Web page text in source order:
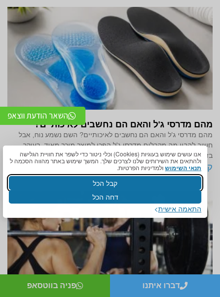
אנו עושים שימוש בעוגיות (Cookies) וכלי ניטור כדי לשפר את חוויית הגלישה
ולהתאים את השירותים שלנו לצרכים שלך. המשך שימוש באתר מהווה הסכמה ל
תנאי השימוש ולמדיניות הפרטיות.
קבל הכל
דחה הכל
התאמה אישית
מהם מדרסי ג'ל והאם הם נחשבים לאיכותיים?
מהם מדרסי ג'ל והאם הם נחשבים לאיכותיים? השם נשמע נוח, אבל
חשוב להבין מה מקבלים מדרסי ג'ל הפכו למוצר מוכר מאוד, בעיקר
בזכות התחושה הרכה
קרא עוד »
השאר הודעת ווצאפ
דברו איתנו פניה בווטסאפ